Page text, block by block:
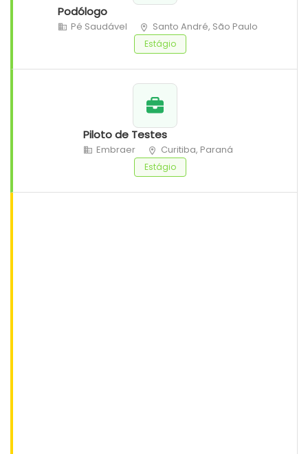
Podólogo
Pé Saudável Santo André, São Paulo
Estágio
Piloto de Testes
Embraer Curitiba, Paraná
Estágio